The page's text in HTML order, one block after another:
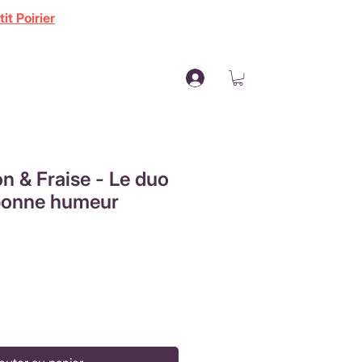
Poirier
& Fraise - Le duo
humeur